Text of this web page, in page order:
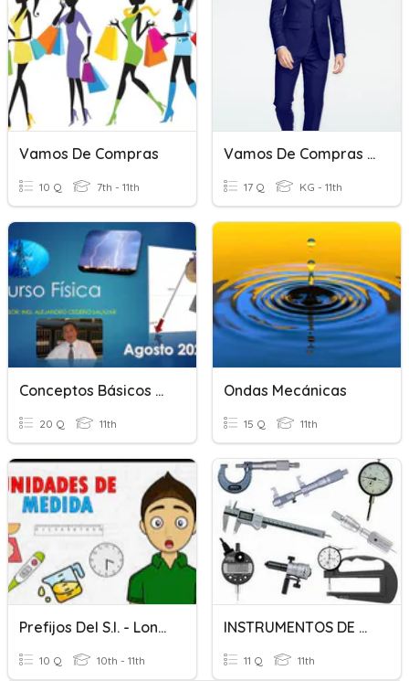
Vamos De Compras
10 Q 7th - 11th
Vamos De Compras A
17 Q KG - 11th
Conceptos Básicos Física
20 Q 11th
Ondas Mecánicas
15 Q 11th
Prefijos Del S.I. - Longitud - Masa - Tiempo
10 Q 10th - 11th
INSTRUMENTOS DE MEDICION
11 Q 11th